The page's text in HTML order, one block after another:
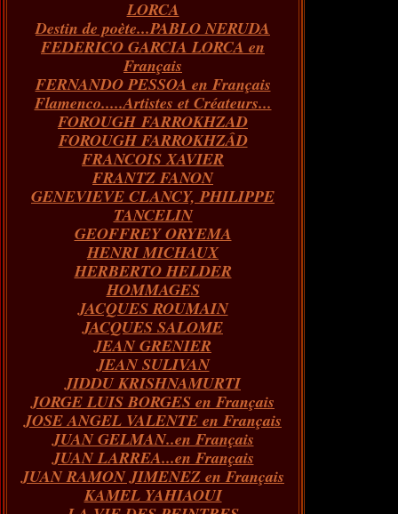
LORCA
Destin de poète...PABLO NERUDA
FEDERICO GARCIA LORCA en
Français
FERNANDO PESSOA en Français
Flamenco.....Artistes et Créateurs...
FOROUGH FARROKHZAD
FOROUGH FARROKHZÂD
FRANCOIS XAVIER
FRANTZ FANON
GENEVIEVE CLANCY, PHILIPPE
TANCELIN
GEOFFREY ORYEMA
HENRI MICHAUX
HERBERTO HELDER
HOMMAGES
JACQUES ROUMAIN
JACQUES SALOME
JEAN GRENIER
JEAN SULIVAN
JIDDU KRISHNAMURTI
JORGE LUIS BORGES en Français
JOSE ANGEL VALENTE en Français
JUAN GELMAN..en Français
JUAN LARREA...en Français
JUAN RAMON JIMENEZ en Français
KAMEL YAHIAOUI